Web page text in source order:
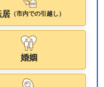
居（市内での引越し）
婚姻